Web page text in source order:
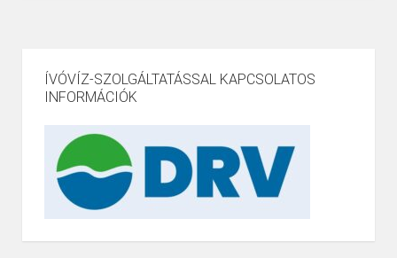
ÍVÓVÍZ-SZOLGÁLTATÁSSAL KAPCSOLATOS
INFORMÁCIÓK